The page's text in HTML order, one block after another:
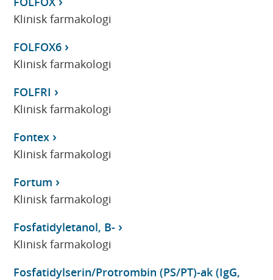
Klinisk farmakologi
FOLFOX6
Klinisk farmakologi
FOLFRI
Klinisk farmakologi
Fontex
Klinisk farmakologi
Fortum
Klinisk farmakologi
Fosfatidyletanol, B-
Klinisk farmakologi
Fosfatidylserin/Protrombin (PS/PT)-ak (IgG,